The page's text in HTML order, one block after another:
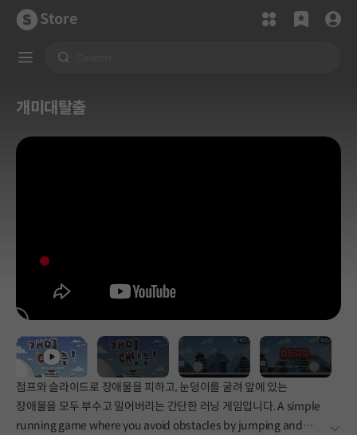
Store
개미대탈출
점프와 슬라이드로 장애물을 피하고, 눈덩이를 굴려 앞에 있는
장애물을 모두 부수고 밀어버리는 간단한 러닝 게임입니다. A simple
running game where you avoid obstacles by jumping and
더보